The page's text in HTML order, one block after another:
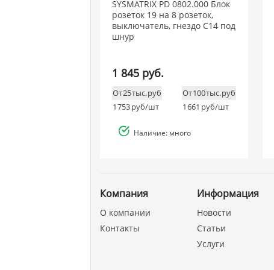
SYSMATRIX PD 0802.000 Блок
розеток 19 на 8 розеток,
выключатель, гнездо C14 под
шнур
1 845 руб.
От 25 тыс. руб
1 753руб/шт
От 100 тыс. руб
1 661 руб/шт
Наличие: много
Компания
О компании
Контакты
Информация
Новости
Статьи
Услуги